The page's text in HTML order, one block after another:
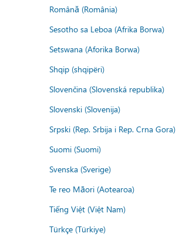
Română (România)
Sesotho sa Leboa (Afrika Borwa)
Setswana (Aforika Borwa)
Shqip (shqipëri)
Slovenčina (Slovenská republika)
Slovenski (Slovenija)
Srpski (Rep. Srbija i Rep. Crna Gora)
Suomi (Suomi)
Svenska (Sverige)
Te reo Māori (Aotearoa)
Tiếng Việt (Việt Nam)
Türkçe (Türkiye)